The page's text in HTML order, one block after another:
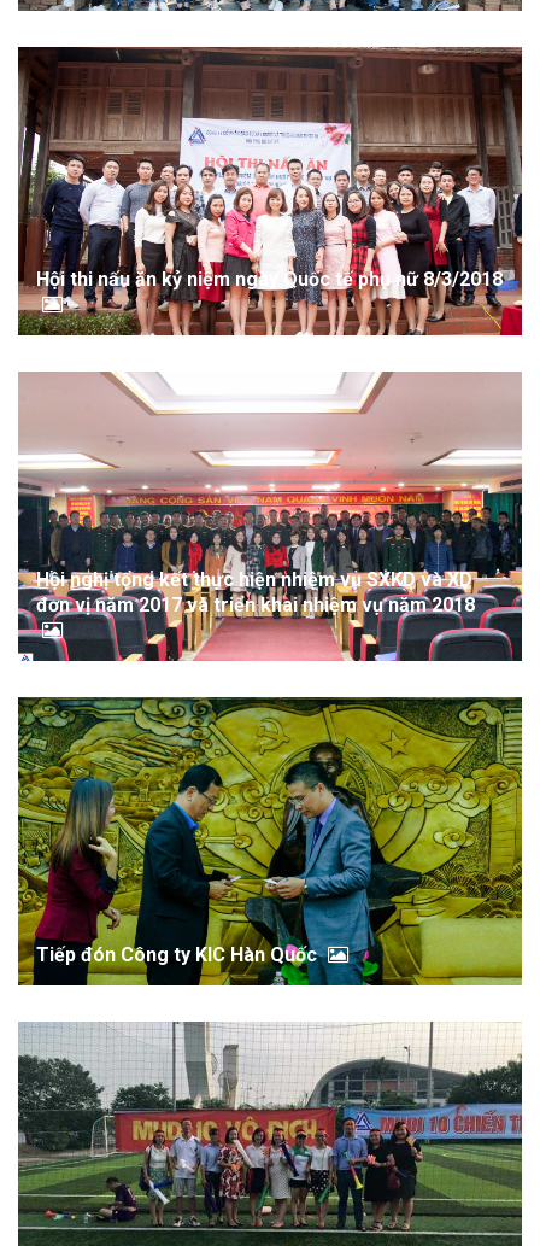
Hội thi nấu ăn kỷ niệm ngày Quốc tế phụ nữ 8/3/2018
Hội nghị tổng kết thực hiện nhiệm vụ SXKD và XD
đơn vị năm 2017 và triển khai nhiệm vụ năm 2018
Tiếp đón Công ty KIC Hàn Quốc